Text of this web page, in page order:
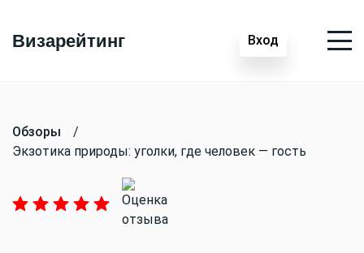
Визарейтинг Вход
Обзоры
/
Экзотика природы: уголки, где человек — гость